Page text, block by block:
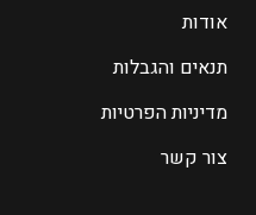
אודות
תנאים והגבלות
מדיניות הפרטיות
צור קשר